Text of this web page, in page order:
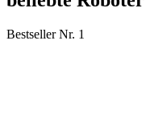
Bestseller Nr. 1